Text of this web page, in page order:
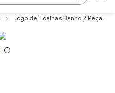
Jogo de Toalhas Banho 2 Peças